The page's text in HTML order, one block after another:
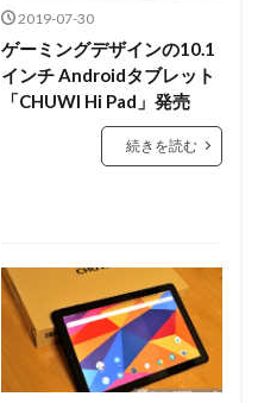
2019-07-30
ゲーミングデザインの10.1
インチ Androidタブレット
「CHUWI Hi Pad」発売
続きを読む